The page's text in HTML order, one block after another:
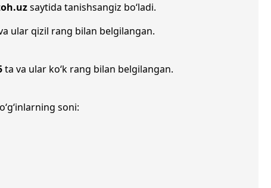
saytida tanishsangiz bo‘ladi.
ular qizil rang bilan belgilangan.
ta va ular ko‘k rang bilan belgilangan.
soni: